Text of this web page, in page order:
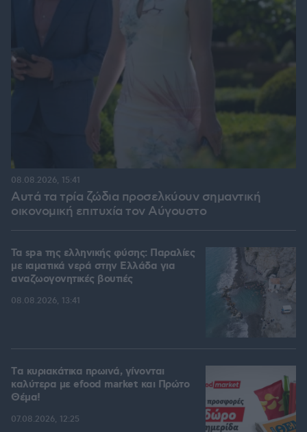
Αυτά τα τρία ζώδια προσελκύουν σημαντική
οικονομική επιτυχία τον Αύγουστο
08.08.2026, 15:41
Τα spa της ελληνικής φύσης: Παραλίες
με ιαματικά νερά στην Ελλάδα για
αναζωογονητικές βουτιές
08.08.2026, 13:41
Tα κυριακάτικα πρωινά, γίνονται
καλύτερα με efood market και Πρώτο
Θέμα!
07.08.2026, 12:25